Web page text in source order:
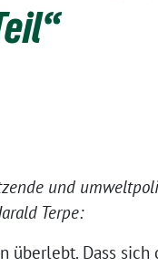
und
Terpe:
überlebt. Dass sich